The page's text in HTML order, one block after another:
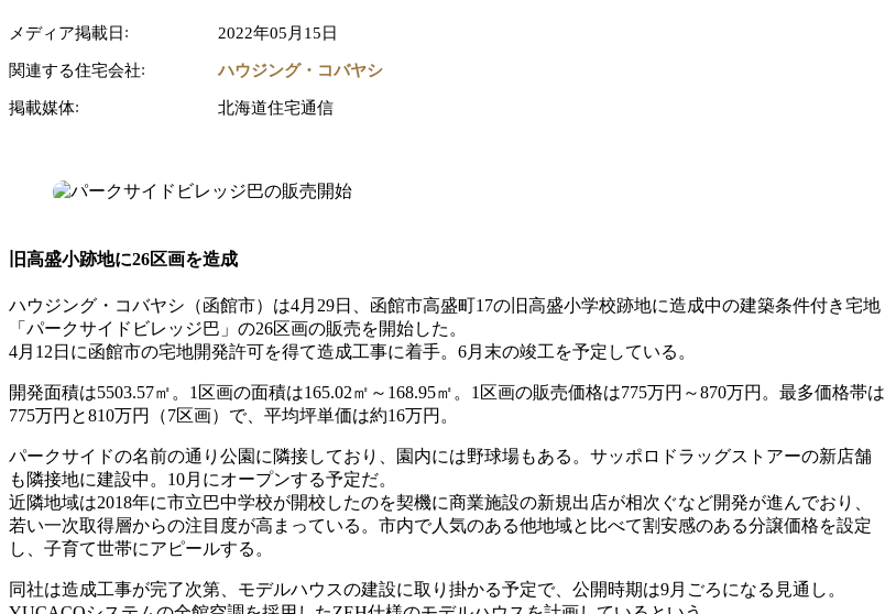
メディア掲載日 2022年05月15日
関連する住宅会社 ハウジング・コバヤシ
掲載媒体 北海道住宅通信
旧高盛小跡地に26区画を造成
ハウジング・コバヤシ（函館市）は4月29日、函館市高盛町17の旧高盛小学校跡地に造成中の建築条件付き宅地
「パークサイドビレッジ巴」の26区画の販売を開始した。
4月12日に函館市の宅地開発許可を得て造成工事に着手。6月末の竣工を予定している。
開発面積は5503.57㎡。1区画の面積は165.02㎡～168.95㎡。1区画の販売価格は775万円～870万円。最多価格帯は
775万円と810万円（7区画）で、平均坪単価は約16万円。
パークサイドの名前の通り公園に隣接しており、園内には野球場もある。サッポロドラッグストアーの新店舗
も隣接地に建設中。10月にオープンする予定だ。
近隣地域は2018年に市立巴中学校が開校したのを契機に商業施設の新規出店が相次ぐなど開発が進んでおり、
若い一次取得層からの注目度が高まっている。市内で人気のある他地域と比べて割安感のある分譲価格を設定
し、子育て世帯にアピールする。
同社は造成工事が完了次第、モデルハウスの建設に取り掛かる予定で、公開時期は9月ごろになる見通し。